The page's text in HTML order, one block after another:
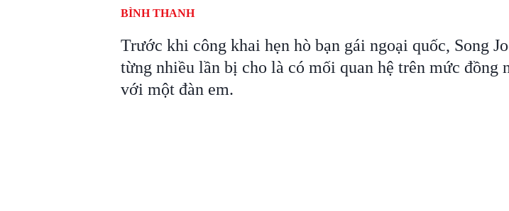
BÌNH THANH
Trước khi công khai hẹn hò bạn gái ngoại quốc, Song
từng nhiều lần bị cho là có mối quan hệ trên mức đồng
với một đàn em.